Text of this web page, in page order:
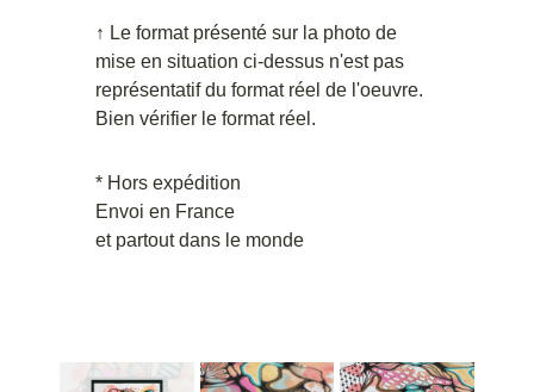
↑ Le format présenté sur la photo de
mise en situation ci-dessus n'est pas
représentatif du format réel de l'oeuvre.
Bien vérifier le format réel.
* Hors expédition
Envoi en France
et partout dans le monde